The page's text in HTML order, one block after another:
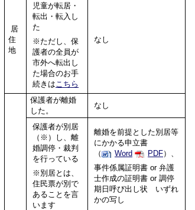
居
住
地
児童が転居・
転出・転入し
た
※ただし、保
護者の全員が
市外へ転出し
た場合のお手
続きはこちら
なし
保護者が離婚
した。
なし
保護者が別居
（※）し、離
婚調停・裁判
を行っている
※別居とは、
住民票が別で
あることを言
います
離婚を前提とした別居等
にかかる申立書
（
Word PDF）、
事件係属証明書 or 弁護
士作成の証明書 or 調停
期日呼び出し状 いずれ
かの写し